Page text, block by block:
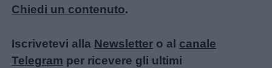
Chiedi un contenuto.
Iscrivetevi alla Newsletter o al canale
Telegram per ricevere gli ultimi